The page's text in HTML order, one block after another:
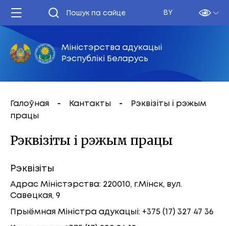
BY
Міністэрства адукацыі
Рэспублікі Беларусь
Галоўная Кантакты
Рэквізіты і рэжым
працы
Рэквізіты і рэжым працы
Рэквізіты
Адрас Міністэрства: 220010, г.Мінск, вул.
Савецкая, 9
Прыёмная Міністра адукацыі: +375 (17) 327 47 36